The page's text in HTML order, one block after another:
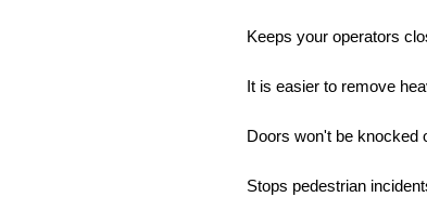
Keeps your operators
It is easier to remove
Doors won't be knocked
Stops pedestrian